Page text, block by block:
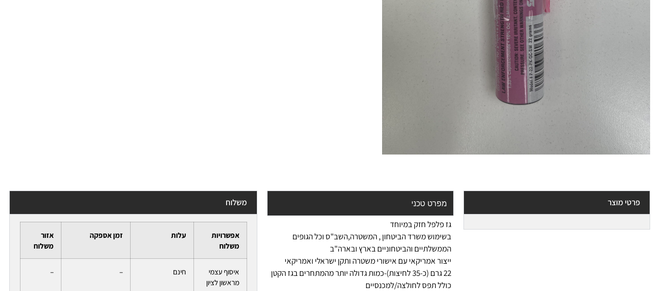
פרטי מוצר מפרט טכני
גז פלפל חזק במיוחד
בשימוש משרד הביטחון , המשטרה,השב"ס וכל הגופים
הממשלתיים והביטחוניים בארץ ובארה"ב
ייצור אמריקאי עם אישורי משטרה ותקן ישראלי ואמריקאי
22 גרם (כ-35 לחיצות)-כמות גדולה יותר מהמתחרים בגז הקטן
כולל תפס לחולצה/למכנסיים
משלוח
אפשרויות
משלוח
עלות זמן אספקה
אזור
משלוח
איסוף עצמי
מראשון לציון
חינם –
–